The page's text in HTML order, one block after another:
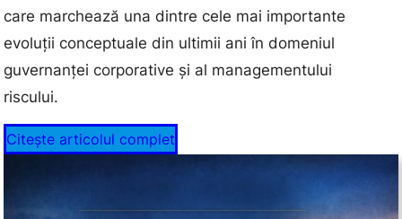
care marchează una dintre cele mai importante
evoluții conceptuale din ultimii ani în domeniul
guvernanței corporative și al managementului
riscului.
Citește articolul complet